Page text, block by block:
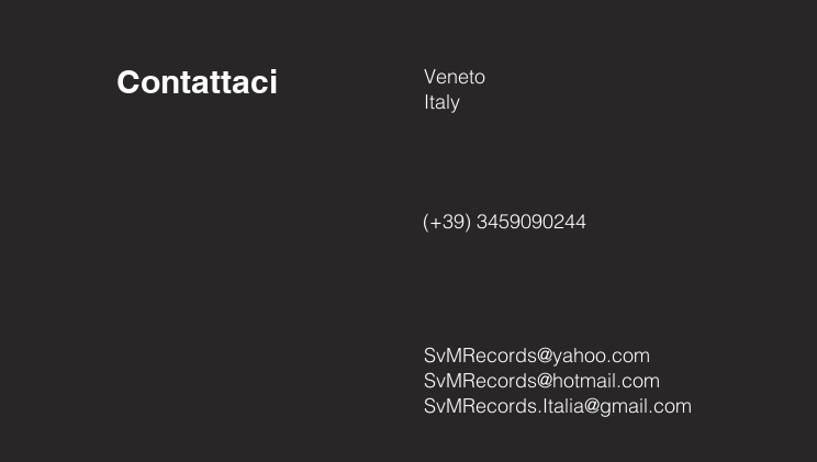
Contattaci
Veneto
Italy
(+39) 3459090244
SvMRecords@yahoo.com
SvMRecords@hotmail.com
SvMRecords.Italia@gmail.com